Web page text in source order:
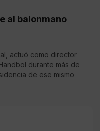
al balonmano
actuó como director
durante más de
de ese mismo